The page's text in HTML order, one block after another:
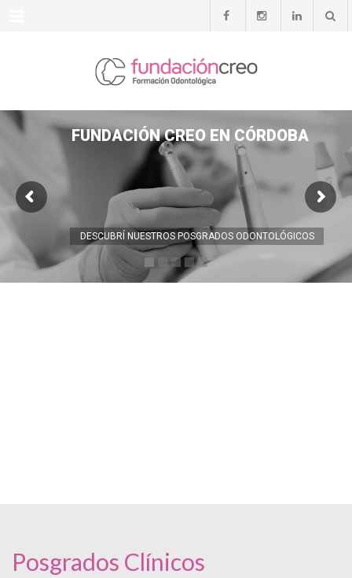
DESCUBRÍ NUESTROS POSGRADOS ODONTOLÓGICOS
FUNDACIÓN CREO EN CÓRDOBA
Posgrados Clínicos